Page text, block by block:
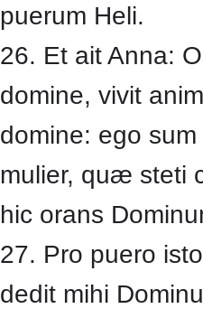
puerum Heli.
26. Et ait Anna:
domine, vivit
domine: ego sum
mulier, quæ steti
hic orans
27. Pro puero
dedit mihi